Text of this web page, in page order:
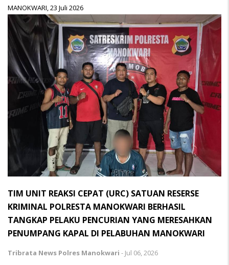
MANOKWARI, 23 Juli 2026
TIM UNIT REAKSI CEPAT (URC) SATUAN RESERSE
KRIMINAL POLRESTA MANOKWARI BERHASIL
TANGKAP PELAKU PENCURIAN YANG MERESAHKAN
PENUMPANG KAPAL DI PELABUHAN MANOKWARI
Tribrata News Polres Manokwari - Jul 06, 2026